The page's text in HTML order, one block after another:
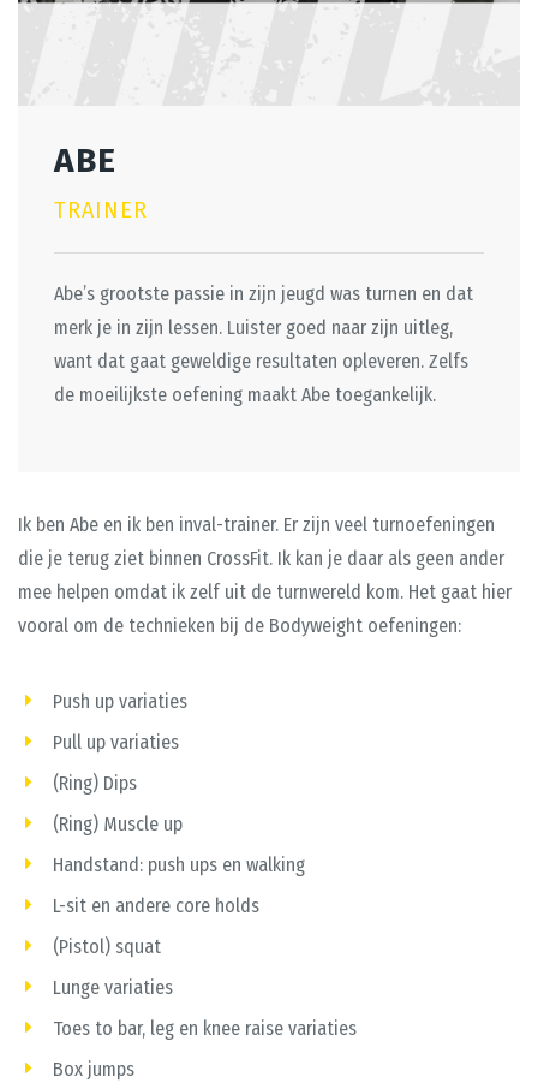
ABE
TRAINER
Abe’s grootste passie in zijn jeugd was turnen en dat
merk je in zijn lessen. Luister goed naar zijn uitleg,
want dat gaat geweldige resultaten opleveren. Zelfs
de moeilijkste oefening maakt Abe toegankelijk.
Ik ben Abe en ik ben inval-trainer. Er zijn veel turnoefeningen
die je terug ziet binnen CrossFit. Ik kan je daar als geen ander
mee helpen omdat ik zelf uit de turnwereld kom. Het gaat hier
vooral om de technieken bij de Bodyweight oefeningen:
Push up variaties
Pull up variaties
(Ring) Dips
(Ring) Muscle up
Handstand: push ups en walking
L-sit en andere core holds
(Pistol) squat
Lunge variaties
Toes to bar, leg en knee raise variaties
Box jumps